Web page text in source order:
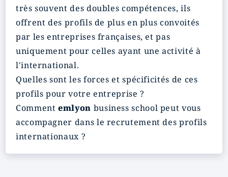
très souvent des doubles compétences, ils
offrent des profils de plus en plus convoités
par les entreprises françaises, et pas
uniquement pour celles ayant une activité à
l'international.
Quelles sont les forces et spécificités de ces
profils pour votre entreprise ?
Commentemlyon business school peut vous
accompagner dans le recrutement des profils
internationaux ?